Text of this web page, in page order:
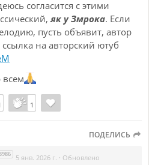
согласится с этими
як у Змрока. Если
пусть объявит, автор
ссылка на авторский ютуб
11
ПОДЕЛИСЬ
5 янв. 2026 г. · Обновлено